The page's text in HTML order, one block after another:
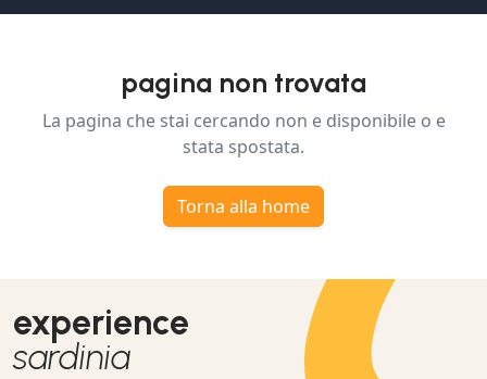
pagina non trovata
La pagina che stai cercando non e disponibile o e
stata spostata.
Torna alla home
experience
sardinia